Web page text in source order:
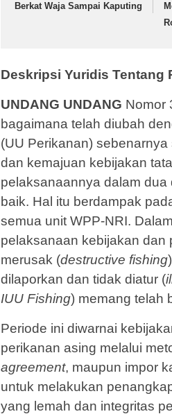
Berkat Waja Sampai Kaputing
Deskripsi Yuridis Tentang
UNDANG UNDANG Nomor
bagaimana telah diubah
(UU Perikanan)
dan kemajuan kebijakan
pelaksanaannya dalam
baik. Hal itu berdampak
semua unit WPP-NRI.
pelaksanaan kebi­jakan dan
merusak (de­structive fishing
dilaporkan dan tidak diatur (
IUU Fishing) memang telah
Periode ini di­warnai
perikanan asing melalui
agreement, maupun impor
untuk melakukan
yang lemah dan integritas